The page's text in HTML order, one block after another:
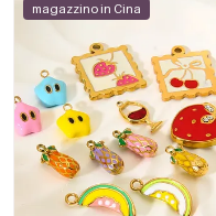
magazzino in Cina